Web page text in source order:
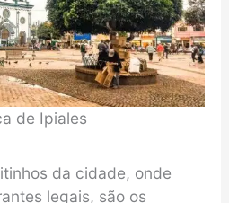
de Ipiales
da cidade, onde
legais, são os